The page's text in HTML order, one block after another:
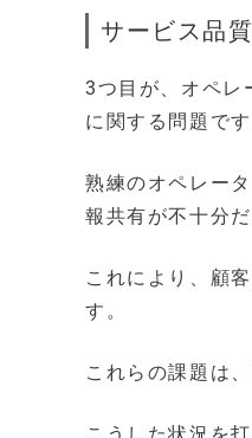
サービス品
3つ目が、オペレ
に関する問題です
熟練のオペレー
報共有が不十分
これにより、顧
す。
これらの課題は